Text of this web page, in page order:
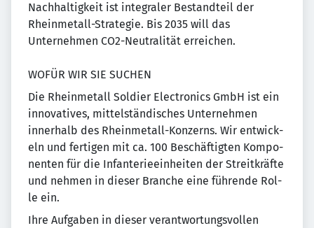
Nachhaltigkeit ist integraler Bestandteil der
Rheinmetall-Strategie. Bis 2035 will das
Unternehmen CO2-Neutralität erreichen.
WOFÜR WIR SIE SUCHEN
Die Rheinmetall Soldier Electronics GmbH ist ein
innovatives, mittelständisches Unternehmen
innerhalb des Rheinmetall-Konzerns. Wir ent­wick­
eln und fer­ti­gen mit ca. 100 Be­schäf­tig­ten Kom­po­
nen­ten für die Infanterieeinheiten der Streit­kräf­te
und neh­men in die­ser Bran­che eine füh­ren­de Rol­
le ein.
Ihre Aufgaben in dieser verantwortungsvollen